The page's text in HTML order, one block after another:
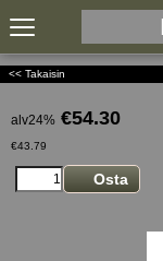
<< Takaisin
alv24% €54.30
€43.79
Osta